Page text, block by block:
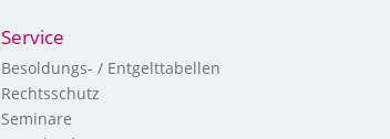
Service
Besoldungs- / Entgelttabellen
Rechtsschutz
Seminare